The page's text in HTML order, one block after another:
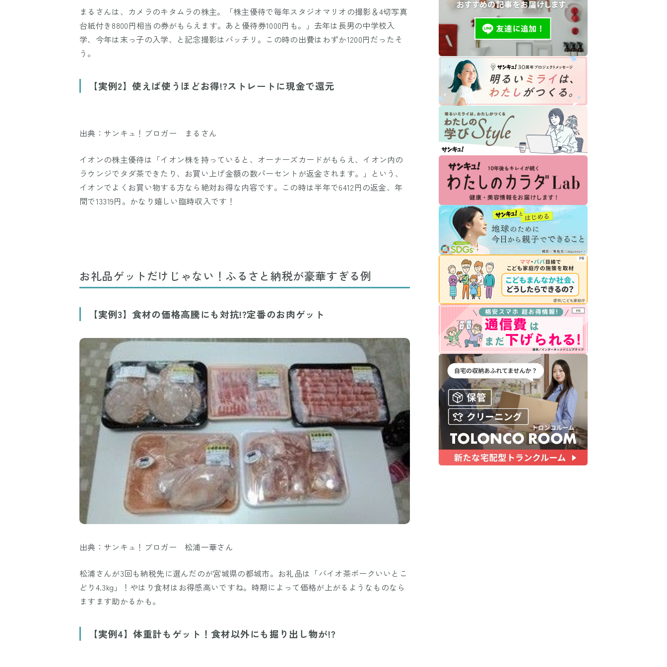
まるさんは、カメラのキタムラの株主。「株主優待で毎年スタジオマリオの撮影＆4切写真
台紙付き8800円相当の券がもらえます。あと優待券1000円も。」去年は長男の中学校入
学、今年は末っ子の入学、と記念撮影はバッチリ。この時の出費はわずか1200円だったそ
う。
【実例2】使えば使うほどお得!?ストレートに現金で還元
出典：サンキュ！ブロガー まるさん
イオンの株主優待は「イオン株を持っていると、オーナーズカードがもらえ、イオン内の
ラウンジでタダ茶できたり、お買い上げ金額の数パーセントが返金されます。」という、
イオンでよくお買い物する方なら絶対お得な内容です。この時は半年で6412円の返金、年
間で13319円。かなり嬉しい臨時収入です！
お礼品ゲットだけじゃない！ふるさと納税が豪華すぎる例
【実例3】食材の価格高騰にも対抗!?定番のお肉ゲット
出典：サンキュ！ブロガー 松浦一華さん
松浦さんが3回も納税先に選んだのが宮城県の都城市。お礼品は「バイオ茶ポークいいとこ
どり4.3kg」！やはり食材はお得感高いですね。時期によって価格が上がるようなものなら
ますます助かるかも。
【実例4】体重計もゲット！食材以外にも掘り出し物が!?